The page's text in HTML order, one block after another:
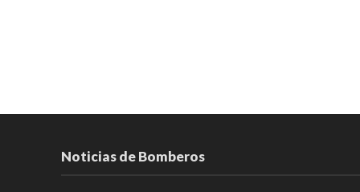
Noticias de Bomberos